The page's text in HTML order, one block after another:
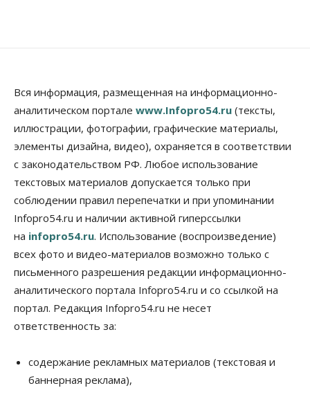
07 Августа 2026, 12:35
Общество
Синоптики рассказали о погоде в Новосибирске
на выходных
07 Августа 2026, 12:00
Жители Новосибирска смогут добровольно
повысить свою пенсию
07 Августа 2026, 11:30
Общество
Деньгами будут распоряжаться дети: в десяти
школах Новосибирской области введут
инициативное бюджетирование
07 Августа 2026, 11:00
заключили под стражу
07 Августа 2026, 10:15
Вся информация, размещенная на информационно-
аналитическом портале www.Infopro54.ru (тексты,
иллюстрации, фотографии, графические материалы,
элементы дизайна, видео), охраняется в соответствии
с законодательством РФ. Любое использование
текстовых материалов допускается только при
соблюдении правил перепечатки и при упоминании
Infopro54.ru и наличии активной гиперссылки
на infopro54.ru. Использование (воспроизведение)
всех фото и видео-материалов возможно только с
письменного разрешения редакции информационно-
аналитического портала Infopro54.ru и со ссылкой на
портал. Редакция Infopro54.ru не несет
ответственность за:
содержание рекламных материалов (текстовая и
баннерная реклама),